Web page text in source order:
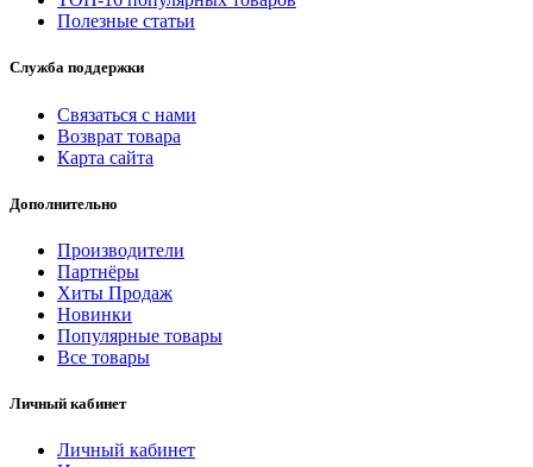
Полезные статьи
Служба поддержки
Связаться с нами
Возврат товара
Карта сайта
Дополнительно
Производители
Партнёры
Хиты Продаж
Новинки
Популярные товары
Все товары
Личный кабинет
Личный кабинет